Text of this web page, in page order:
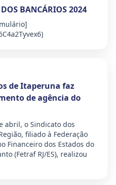
BANCÁRIOS 2024
de Itaperuna faz
de agência do
abril, o Sindicato dos
filiado à Federação
Financeiro dos Estados do
(Fetraf RJ/ES), realizou